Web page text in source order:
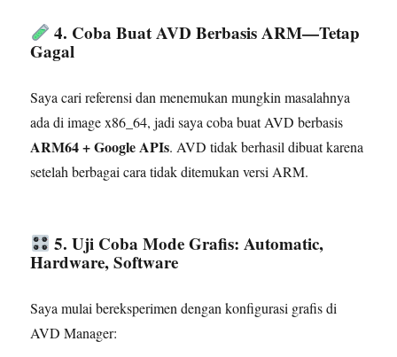
4. Coba Buat AVD Berbasis ARM—Tetap
Gagal
Saya cari referensi dan menemukan mungkin masalahnya
ada di image x86_64, jadi saya coba buat AVD berbasis
ARM64 + Google APIs. AVD tidak berhasil dibuat karena
setelah berbagai cara tidak ditemukan versi ARM.
5. Uji Coba Mode Grafis: Automatic,
Hardware, Software
Saya mulai bereksperimen dengan konfigurasi grafis di
AVD Manager: